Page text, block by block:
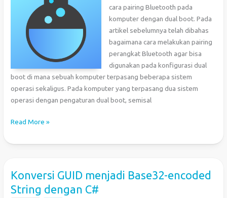
cara pairing Bluetooth pada
komputer dengan dual boot. Pada
artikel sebelumnya telah dibahas
bagaimana cara melakukan pairing
perangkat Bluetooth agar bisa
digunakan pada konfigurasi dual
boot di mana sebuah komputer terpasang beberapa sistem
operasi sekaligus. Pada komputer yang terpasang dua sistem
operasi dengan pengaturan dual boot, semisal
Cara
Bluetooth
Komputer
dengan
Read More »
Konversi GUID menjadi Base32-encoded
String dengan C#